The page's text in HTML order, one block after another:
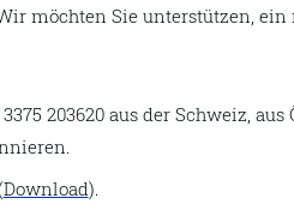
möchten Sie unterstützen,
203620 aus der Schweiz,
Download).